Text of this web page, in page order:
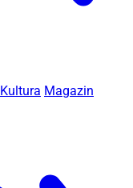
Kultura Magazin